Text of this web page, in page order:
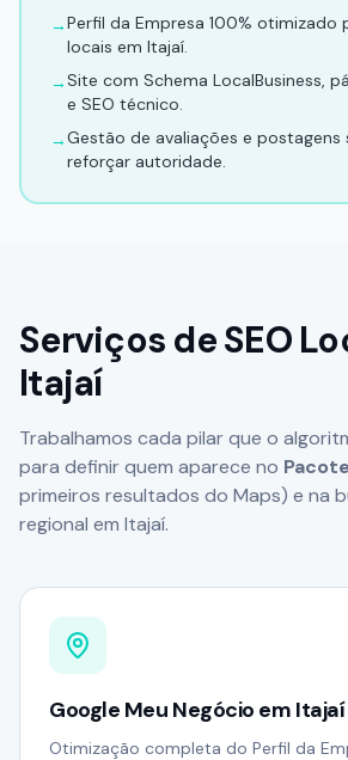
→Perfil da Empresa 100% otimizado
locais em Itajaí.
→Site com Schema LocalBusiness,
e SEO técnico.
→Gestão de avaliações e postagens
reforçar autoridade.
Serviços de SEO
Itajaí
Trabalhamos cada pilar que o
para definir quem aparece no
primeiros resultados do Maps) e na
regional em Itajaí.
Google Meu Negócio em Itajaí
Otimização completa do Perfil da